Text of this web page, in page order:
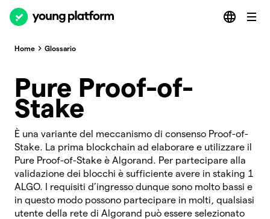
Home Glossario
Pure Proof-of-
Stake
È una variante del meccanismo di consenso Proof-of-
Stake. La prima blockchain ad elaborare e utilizzare il
Pure Proof-of-Stake è Algorand. Per partecipare alla
validazione dei blocchi è sufficiente avere in staking 1
ALGO. I requisiti d’ingresso dunque sono molto bassi e
in questo modo possono partecipare in molti, qualsiasi
utente della rete di Algorand può essere selezionato